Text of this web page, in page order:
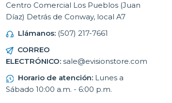
Centro Comercial Los Pueblos (Juan
Díaz) Detrás de Conway, local A7
Llámanos: (507) 217-7661
CORREO
ELECTRÓNICO: sale@evisionstore.com
Horario de atención: Lunes a
Sábado 10:00 a.m. - 6:00 p.m.